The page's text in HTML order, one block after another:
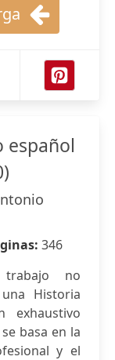
español
346
no
Historia
exhaustivo
basa en la
y el